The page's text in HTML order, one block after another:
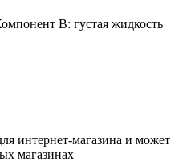
В: густая жидкость
интернет-магазина и может
магазинах